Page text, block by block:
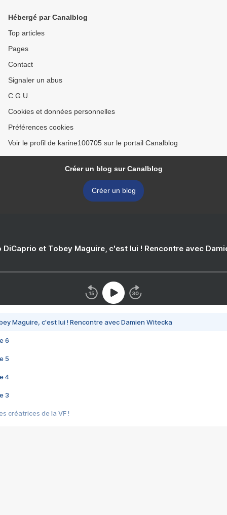
Hébergé par Canalblog
Top articles
Pages
Contact
Signaler un abus
C.G.U.
Cookies et données personnelles
Préférences cookies
Voir le profil de karine100705 sur le portail Canalblog
Créer un blog sur Canalblog
Créer un blog
DiCaprio et Tobey Maguire, c'est lui ! Rencontre avec
Maguire, c'est lui ! Rencontre avec Damien Witecka
6
5
4
3
créatrices de la VF !